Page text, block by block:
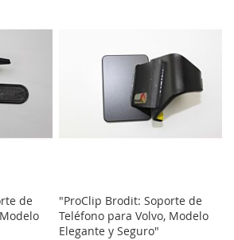
de
"ProClip Brodit: Soporte de
Teléfono para Volvo, Modelo
Elegante y Seguro"